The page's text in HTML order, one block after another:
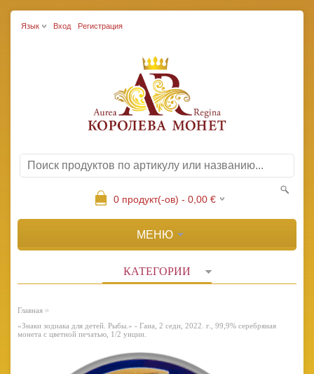
Язык Вход Регистрация
0 продукт(-ов) - 0,00 €
МЕНЮ
КАТЕГОРИИ
Главная »
«Знаки зодиака для детей. Рыбы.» - Гана, 2 седи, 2022. г., 99,9% серебряная
монета с цветной печатью, 1/2 унции.